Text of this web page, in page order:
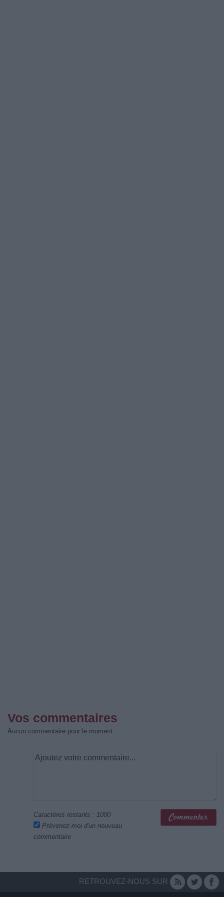
Vos commentaires
Aucun commentaire pour le moment
Caractères restants : 1000
Prévenez-moi d'un nouveau
commentaire
RETROUVEZ-NOUS SUR